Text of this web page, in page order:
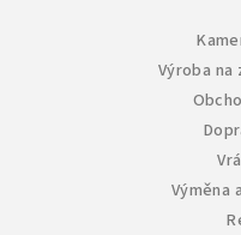
Výroba na
Výměna